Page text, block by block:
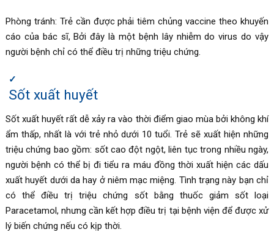
Phòng tránh: Trẻ cần được phải tiêm chủng vaccine theo khuyến
cáo của bác sĩ, Bởi đây là một bệnh lây nhiễm do virus do vậy
người bệnh chỉ có thể điều trị những triệu chứng.
Sốt xuất huyết
Sốt xuất huyết rất dễ xảy ra vào thời điểm giao mùa bởi không khí
ẩm thấp, nhất là với trẻ nhỏ dưới 10 tuổi. Trẻ sẽ xuất hiện những
triệu chứng bao gồm: sốt cao đột ngột, liên tục trong nhiều ngày,
người bệnh có thể bị đi tiểu ra máu đồng thời xuất hiện các dấu
xuất huyết dưới da hay ở niêm mạc miệng. Tình trạng này bạn chỉ
có thể điều trị triệu chứng sốt bằng thuốc giảm sốt loại
Paracetamol, nhưng cần kết hợp điều trị tại bệnh viện để được xử
lý biến chứng nếu có kịp thời.